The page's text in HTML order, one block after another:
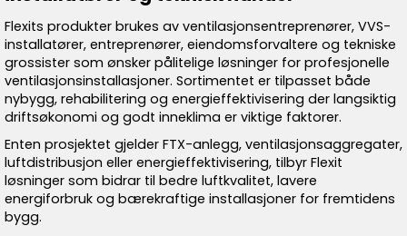
Flexits produkter brukes av ventilasjonsentreprenører, VVS-
installatører, entreprenører, eiendomsforvaltere og tekniske
grossister som ønsker pålitelige løsninger for profesjonelle
ventilasjonsinstallasjoner. Sortimentet er tilpasset både
nybygg, rehabilitering og energieffektivisering der langsiktig
driftsøkonomi og godt inneklima er viktige faktorer.
Enten prosjektet gjelder FTX-anlegg, ventilasjonsaggregater,
luftdistribusjon eller energieffektivisering, tilbyr Flexit
løsninger som bidrar til bedre luftkvalitet, lavere
energiforbruk og bærekraftige installasjoner for fremtidens
bygg.